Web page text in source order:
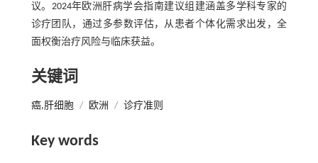
议。2024年欧洲肝病学会指南建议组建涵盖多学科专家的
诊疗团队，通过多参数评估，从患者个体化需求出发，全
面权衡治疗风险与临床获益。
关键词
癌,肝细胞 / 欧洲 / 诊疗准则
Key words